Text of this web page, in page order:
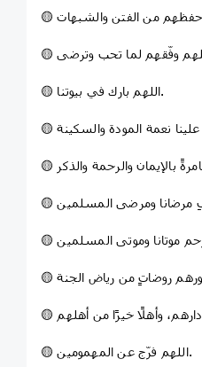
🟡 اللهم بارك في بيوتنا.
🟡 اللهم فرّج عن المهمومين.